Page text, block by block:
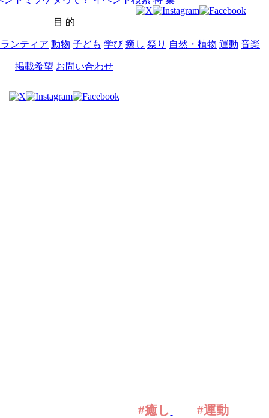
目 的
ンティア 動物 子ども 学び 癒し 祭り 自然・植物 運動 音楽
掲載希望 お問い合わせ
#癒し #運動